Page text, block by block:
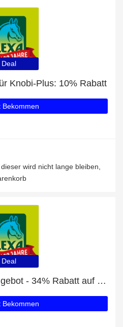
Deal
Knobi-Plus: 10% Rabatt
Bekommen
wird nicht lange bleiben,
Deal
Zeitlich begrenztes Angebot - 34% Rabatt auf Senior-Mineral Granulat
Bekommen